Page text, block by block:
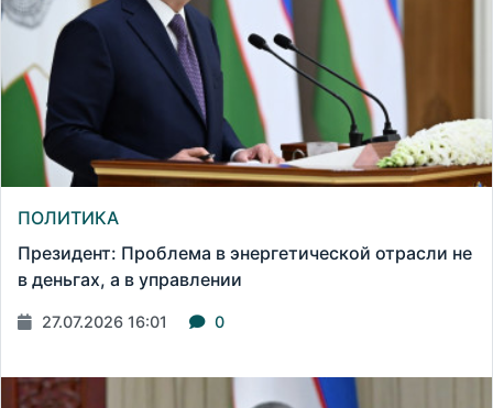
ПОЛИТИКА
Президент: Проблема в энергетической отрасли не
в деньгах, а в управлении
27.07.2026 16:01 0